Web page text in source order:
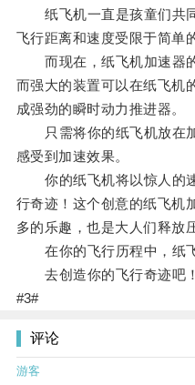
纸飞机一直是孩童们共同
飞行距离和速度受限于简单
而现在，纸飞机加速器的
而强大的装置可以在纸飞机
成强劲的瞬时动力推进器。
只需将你的纸飞机放在
感受到加速效果。
你的纸飞机将以惊人的
行奇迹！这个创意的纸飞机
多的乐趣，也是大人们释放
在你的飞行历程中，纸飞
去创造你的飞行奇迹吧！
#3#
评论
游客